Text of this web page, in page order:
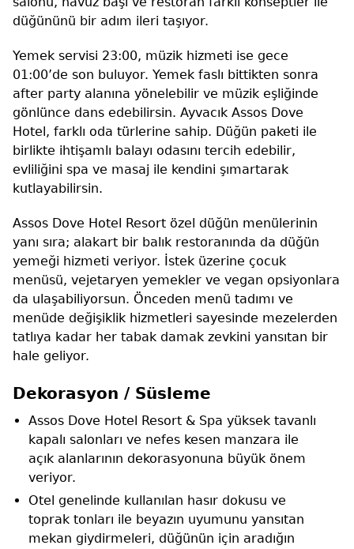
düğününü bir adım ileri taşıyor.
Yemek servisi 23:00, müzik hizmeti ise gece
01:00’de son buluyor. Yemek faslı bittikten sonra
after party alanına yönelebilir ve müzik eşliğinde
gönlünce dans edebilirsin. Ayvacık Assos Dove
Hotel, farklı oda türlerine sahip. Düğün paketi ile
birlikte ihtişamlı balayı odasını tercih edebilir,
evliliğini spa ve masaj ile kendini şımartarak
kutlayabilirsin.
Assos Dove Hotel Resort özel düğün menülerinin
yanı sıra; alakart bir balık restoranında da düğün
yemeği hizmeti veriyor. İstek üzerine çocuk
menüsü, vejetaryen yemekler ve vegan opsiyonlara
da ulaşabiliyorsun. Önceden menü tadımı ve
menüde değişiklik hizmetleri sayesinde mezelerden
tatlıya kadar her tabak damak zevkini yansıtan bir
hale geliyor.
Dekorasyon / Süsleme
Assos Dove Hotel Resort & Spa yüksek tavanlı
kapalı salonları ve nefes kesen manzara ile
açık alanlarının dekorasyonuna büyük önem
veriyor.
Otel genelinde kullanılan hasır dokusu ve
toprak tonları ile beyazın uyumunu yansıtan
mekan giydirmeleri, düğünün için aradığın